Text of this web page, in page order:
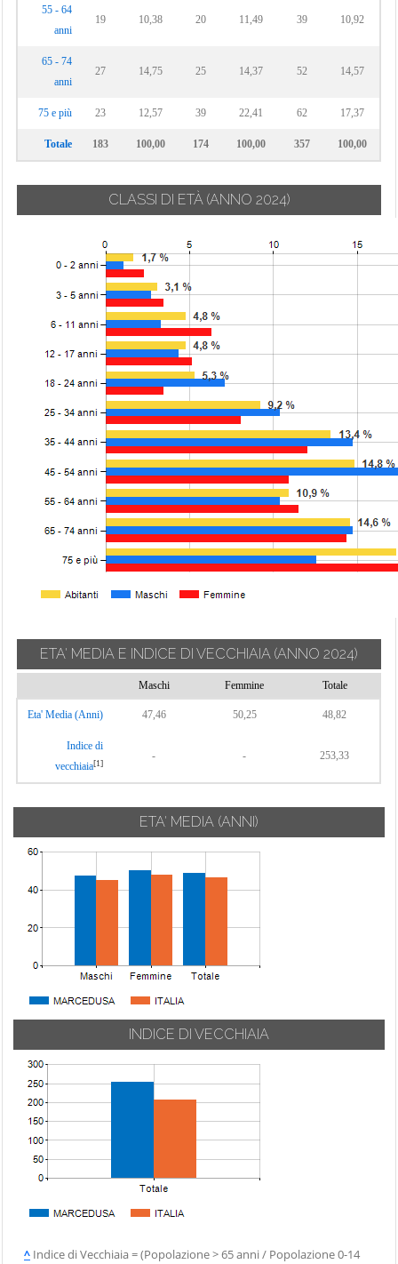
55 - 64
anni
19 10,38 20 11,49 39 10,92
65 - 74
anni
27 14,75 25 14,37 52 14,57
75 e più 23 12,57 39 22,41 62 17,37
Totale 183 100,00 174 100,00 357 100,00
CLASSI DI ETÀ (ANNO 2024)
ETA' MEDIA E INDICE DI VECCHIAIA (ANNO 2024)
Maschi Femmine Totale
Eta' Media (Anni) 47,46 50,25 48,82
Indice di
vecchiaia[1]
- - 253,33
ETA' MEDIA (ANNI)
INDICE DI VECCHIAIA
^ Indice di Vecchiaia = (Popolazione > 65 anni / Popolazione 0-14